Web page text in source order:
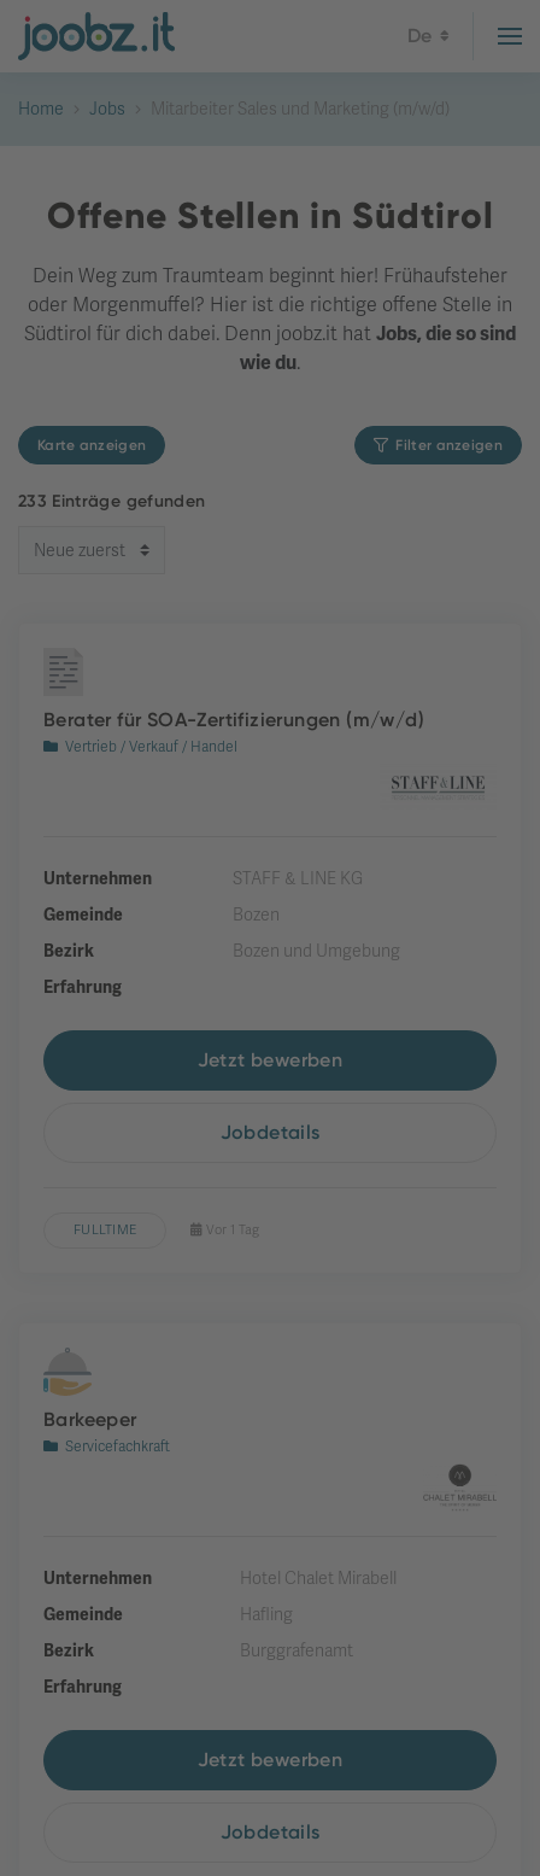
De
Home Jobs Mitarbeiter Sales und Marketing (m/w/d)
Offene Stellen in Südtirol
Dein Weg zum Traumteam beginnt hier! Frühaufsteher
oder Morgenmuffel? Hier ist die richtige offene Stelle in
Südtirol für dich dabei. Denn joobz.it hat Jobs, die so sind
wie du.
Karte anzeigen Filter anzeigen
233 Einträge gefunden
Berater für SOA-Zertifizierungen (m/w/d)
Vertrieb / Verkauf / Handel
Unternehmen
STAFF & LINE KG
Gemeinde
Bozen
Bezirk
Bozen und Umgebung
Erfahrung
Jetzt bewerben
Jobdetails
FULLTIME Vor 1 Tag
Barkeeper
Servicefachkraft
Unternehmen
Hotel Chalet Mirabell
Gemeinde
Hafling
Bezirk
Burggrafenamt
Erfahrung
Jetzt bewerben
Jobdetails